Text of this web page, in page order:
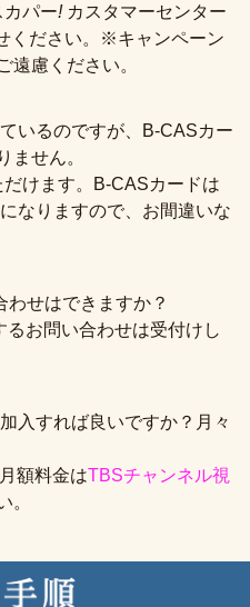
パー!カスタマーセンター
ください。※キャンペーン
遠慮ください。
いるのですが、B-CASカー
ません。
けます。B-CASカードは
なりますので、お間違いな
せはできますか？
お問い合わせは受付けし
入すれば良いですか？月々
額料金はTBSチャンネル視
。